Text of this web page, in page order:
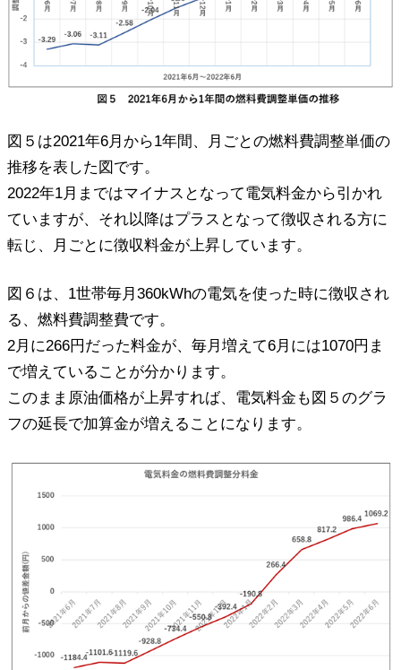
図５は2021年6月から1年間、月ごとの燃料費調整単価の
推移を表した図です。
2022年1月まではマイナスとなって電気料金から引かれ
ていますが、それ以降はプラスとなって徴収される方に
転じ、月ごとに徴収料金が上昇しています。
図６は、1世帯毎月360kWhの電気を使った時に徴収され
る、燃料費調整費です。
2月に266円だった料金が、毎月増えて6月には1070円ま
で増えていることが分かります。
このまま原油価格が上昇すれば、電気料金も図５のグラ
フの延長で加算金が増えることになります。